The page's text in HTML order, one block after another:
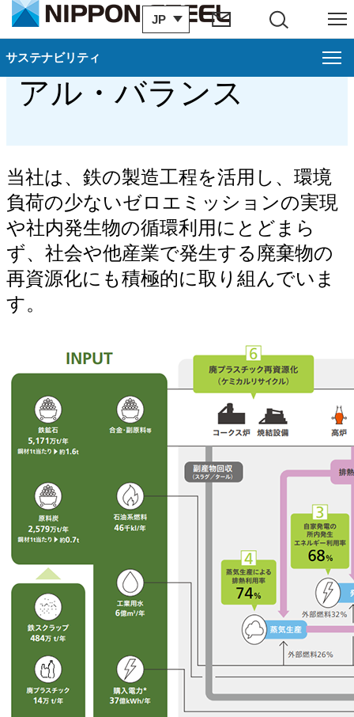
JP
サイト内検索 メニュー
サステナビリティ 閉じ
サステナビリティ
環境
気候変動への対応
循環型社会構築への貢献
環境リスクマネジメントの推進
生物多様性保全への取り組み
「スチール缶＝鉄」の地球にやさしい話
エネルギー・マテリ
アル・バランス
当社は、鉄の製造工程を活用し、環境
負荷の少ないゼロエミッションの実現
や社内発生物の循環利用にとどまら
ず、社会や他産業で発生する廃棄物の
再資源化にも積極的に取り組んでいま
す。